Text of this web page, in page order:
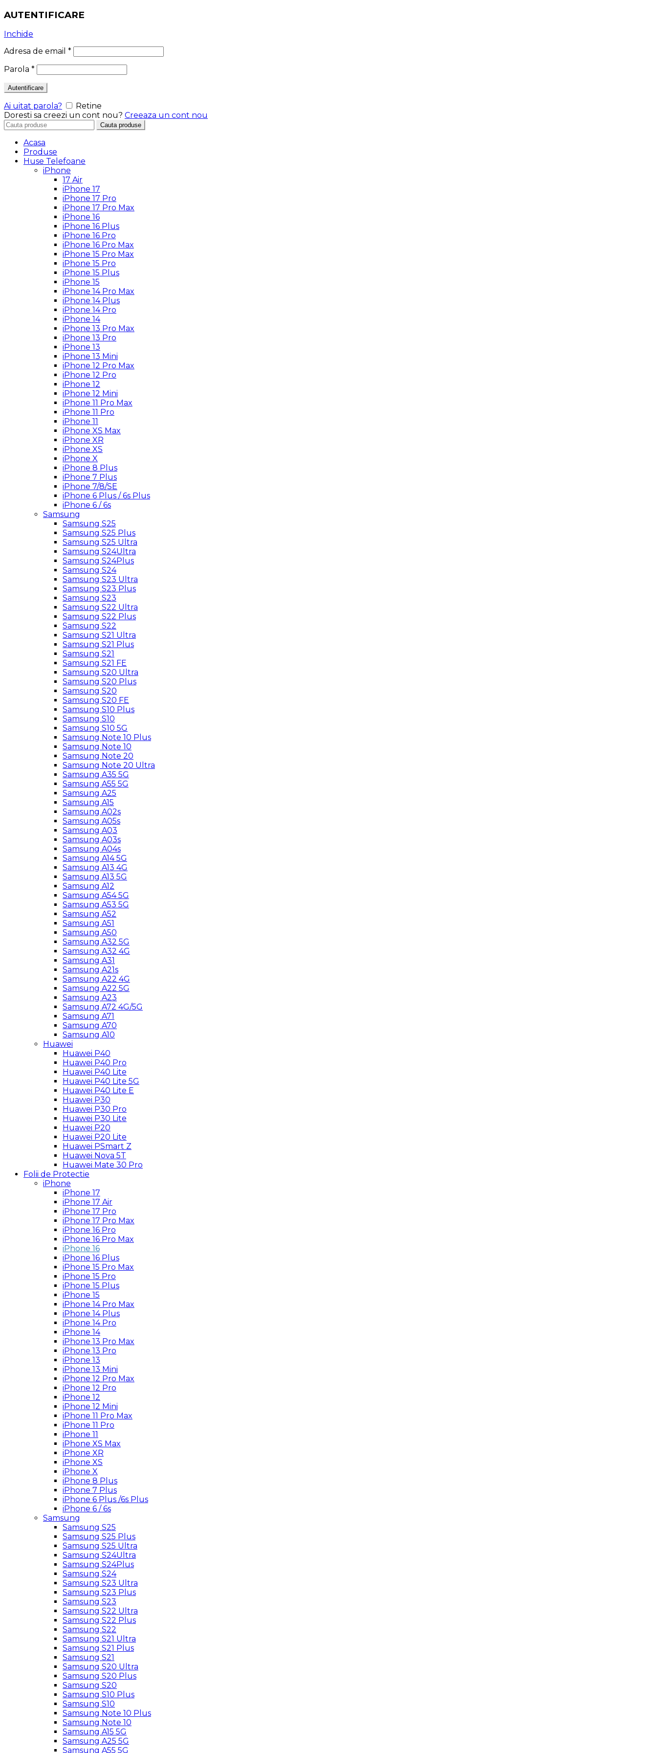
AUTENTIFICARE
Inchide
Adresa de email *
Parola *
Autentificare
Ai uitat parola?
Retine
Doresti sa creezi un cont nou? Creeaza un cont nou
Search
Cauta produse
Acasa
Produse
Huse Telefoane
iPhone
17 Air
iPhone 17
iPhone 17 Pro
iPhone 17 Pro Max
iPhone 16
iPhone 16 Plus
iPhone 16 Pro
iPhone 16 Pro Max
iPhone 15 Pro Max
iPhone 15 Pro
iPhone 15 Plus
iPhone 15
iPhone 14 Pro Max
iPhone 14 Plus
iPhone 14 Pro
iPhone 14
iPhone 13 Pro Max
iPhone 13 Pro
iPhone 13
iPhone 13 Mini
iPhone 12 Pro Max
iPhone 12 Pro
iPhone 12
iPhone 12 Mini
iPhone 11 Pro Max
iPhone 11 Pro
iPhone 11
iPhone XS Max
iPhone XR
iPhone XS
iPhone X
iPhone 8 Plus
iPhone 7 Plus
iPhone 7/8/SE
iPhone 6 Plus / 6s Plus
iPhone 6 / 6s
Samsung
Samsung S25
Samsung S25 Plus
Samsung S25 Ultra
Samsung S24Ultra
Samsung S24Plus
Samsung S24
Samsung S23 Ultra
Samsung S23 Plus
Samsung S23
Samsung S22 Ultra
Samsung S22 Plus
Samsung S22
Samsung S21 Ultra
Samsung S21 Plus
Samsung S21
Samsung S21 FE
Samsung S20 Ultra
Samsung S20 Plus
Samsung S20
Samsung S20 FE
Samsung S10 Plus
Samsung S10
Samsung S10 5G
Samsung Note 10 Plus
Samsung Note 10
Samsung Note 20
Samsung Note 20 Ultra
Samsung A35 5G
Samsung A55 5G
Samsung A25
Samsung A15
Samsung A02s
Samsung A05s
Samsung A03
Samsung A03s
Samsung A04s
Samsung A14 5G
Samsung A13 4G
Samsung A13 5G
Samsung A12
Samsung A54 5G
Samsung A53 5G
Samsung A52
Samsung A51
Samsung A50
Samsung A32 5G
Samsung A32 4G
Samsung A31
Samsung A21s
Samsung A22 4G
Samsung A22 5G
Samsung A23
Samsung A72 4G/5G
Samsung A71
Samsung A70
Samsung A10
Huawei
Huawei P40
Huawei P40 Pro
Huawei P40 Lite
Huawei P40 Lite 5G
Huawei P40 Lite E
Huawei P30
Huawei P30 Pro
Huawei P30 Lite
Huawei P20
Huawei P20 Lite
Huawei PSmart Z
Huawei Nova 5T
Huawei Mate 30 Pro
Folii de Protectie
iPhone
iPhone 17
iPhone 17 Air
iPhone 17 Pro
iPhone 17 Pro Max
iPhone 16 Pro
iPhone 16 Pro Max
iPhone 16
iPhone 16 Plus
iPhone 15 Pro Max
iPhone 15 Pro
iPhone 15 Plus
iPhone 15
iPhone 14 Pro Max
iPhone 14 Plus
iPhone 14 Pro
iPhone 14
iPhone 13 Pro Max
iPhone 13 Pro
iPhone 13
iPhone 13 Mini
iPhone 12 Pro Max
iPhone 12 Pro
iPhone 12
iPhone 12 Mini
iPhone 11 Pro Max
iPhone 11 Pro
iPhone 11
iPhone XS Max
iPhone XR
iPhone XS
iPhone X
iPhone 8 Plus
iPhone 7 Plus
iPhone 6 Plus /6s Plus
iPhone 6 / 6s
Samsung
Samsung S25
Samsung S25 Plus
Samsung S25 Ultra
Samsung S24Ultra
Samsung S24Plus
Samsung S24
Samsung S23 Ultra
Samsung S23 Plus
Samsung S23
Samsung S22 Ultra
Samsung S22 Plus
Samsung S22
Samsung S21 Ultra
Samsung S21 Plus
Samsung S21
Samsung S20 Ultra
Samsung S20 Plus
Samsung S20
Samsung S10 Plus
Samsung S10
Samsung Note 10 Plus
Samsung Note 10
Samsung A15 5G
Samsung A25 5G
Samsung A55 5G